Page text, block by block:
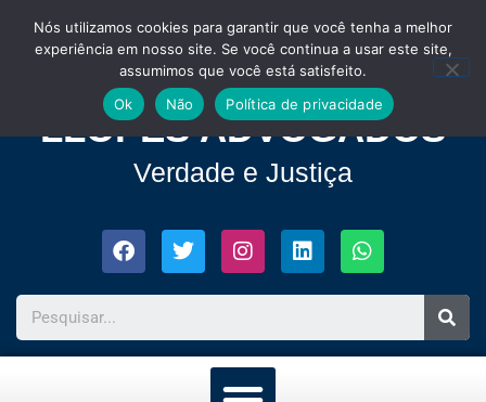
LLOPES ADVOGADOS
Verdade e Justiça
Nós utilizamos cookies para garantir que você tenha a melhor
experiência em nosso site. Se você continua a usar este site,
assumimos que você está satisfeito.
Ok
Não Política de privacidade